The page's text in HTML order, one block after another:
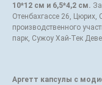
10*12 см и 6,5*4,2 см.
Отенбахгассе 26,
производственного
парк, Сужоу Хай-Тек
Аргетт капсулы с